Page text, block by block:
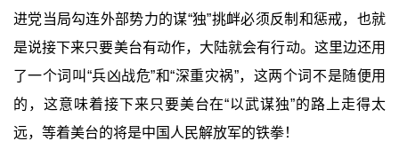
进党当局勾连外部势力的谋“独”挑衅必须反制和惩戒，也就
是说接下来只要美台有动作，大陆就会有行动。这里边还用
了一个词叫“兵凶战危”和“深重灾祸”，这两个词不是随便用
的，这意味着接下来只要美台在“以武谋独”的路上走得太
远，等着美台的将是中国人民解放军的铁拳！